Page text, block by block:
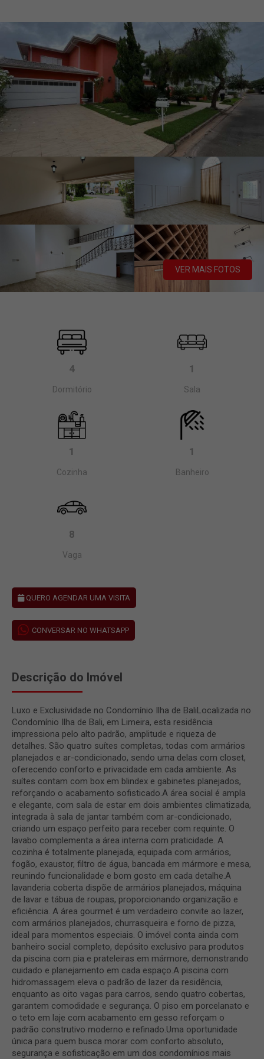
VER MAIS FOTOS
4
Dormitório
1
Sala
1
Cozinha
1
Banheiro
8
Vaga
QUERO AGENDAR UMA VISITA
CONVERSAR NO WHATSAPP
Descrição do Imóvel
Luxo e Exclusividade no Condomínio Ilha de BaliLocalizada no
Condomínio Ilha de Bali, em Limeira, esta residência
impressiona pelo alto padrão, amplitude e riqueza de
detalhes. São quatro suítes completas, todas com armários
planejados e ar-condicionado, sendo uma delas com closet,
oferecendo conforto e privacidade em cada ambiente. As
suítes contam com box em blindex e gabinetes planejados,
reforçando o acabamento sofisticado.A área social é ampla
e elegante, com sala de estar em dois ambientes climatizada,
integrada à sala de jantar também com ar-condicionado,
criando um espaço perfeito para receber com requinte. O
lavabo complementa a área interna com praticidade. A
cozinha é totalmente planejada, equipada com armários,
fogão, exaustor, filtro de água, bancada em mármore e mesa,
reunindo funcionalidade e bom gosto em cada detalhe.A
lavanderia coberta dispõe de armários planejados, máquina
de lavar e tábua de roupas, proporcionando organização e
eficiência. A área gourmet é um verdadeiro convite ao lazer,
com armários planejados, churrasqueira e forno de pizza,
ideal para momentos especiais. O imóvel conta ainda com
banheiro social completo, depósito exclusivo para produtos
da piscina com pia e prateleiras em mármore, demonstrando
cuidado e planejamento em cada espaço.A piscina com
hidromassagem eleva o padrão de lazer da residência,
enquanto as oito vagas para carros, sendo quatro cobertas,
garantem comodidade e segurança. O piso em porcelanato e
o teto em laje com acabamento em gesso reforçam o
padrão construtivo moderno e refinado.Uma oportunidade
única para quem busca morar com conforto absoluto,
segurança e sofisticação em um dos condomínios mais